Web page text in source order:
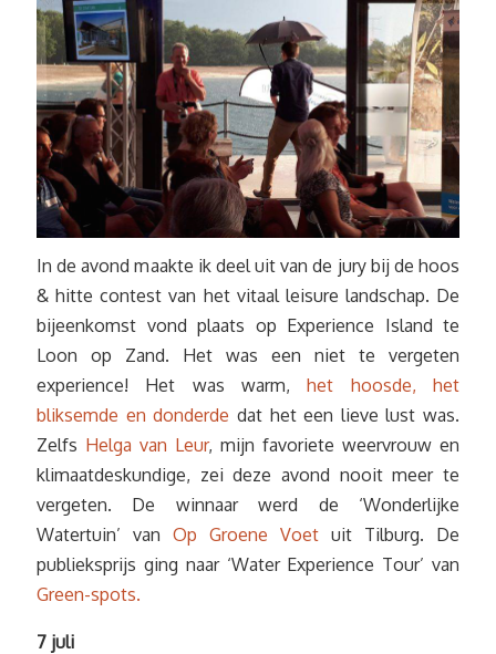
In de avond maakte ik deel uit van de jury bij de hoos
& hitte contest van het vitaal leisure landschap. De
bijeenkomst vond plaats op Experience Island te
Loon op Zand. Het was een niet te vergeten
experience! Het was warm,het hoosde, het
bliksemde en donderde dat het een lieve lust was.
Zelfs Helga van Leur, mijn favoriete weervrouw en
klimaatdeskundige, zei deze avond nooit meer te
vergeten. De winnaar werd de ‘Wonderlijke
Watertuin’ van Op Groene Voet uit Tilburg. De
publieksprijs ging naar ‘Water Experience Tour’ van
Green-spots.
7 juli